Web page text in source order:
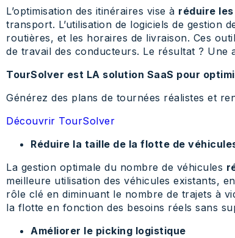
L’optimisation des itinéraires vise à réduire
transport. L’utilisation de logiciels de gestion
routières, et les horaires de livraison. Ces
de travail des conducteurs. Le résultat ? Une
TourSolver est LA solution SaaS pour
Générez des plans de tournées réalistes et
Découvrir TourSolver
Réduire la taille de la flotte de
La gestion optimale du nombre de véhicules
meilleure utilisation des véhicules existants,
rôle clé en diminuant le nombre de trajets à
la flotte en fonction des besoins réels sans
Améliorer le picking logistique